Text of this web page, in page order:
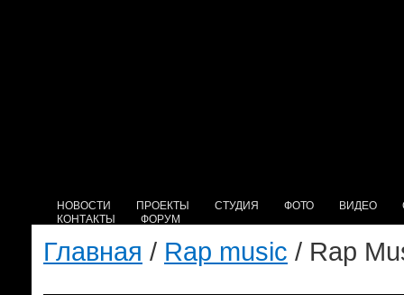
НОВОСТИ ПРОЕКТЫ СТУДИЯ ФОТО ВИДЕО
КОНТАКТЫ
ФОРУМ
Главная / Rap music / Rap